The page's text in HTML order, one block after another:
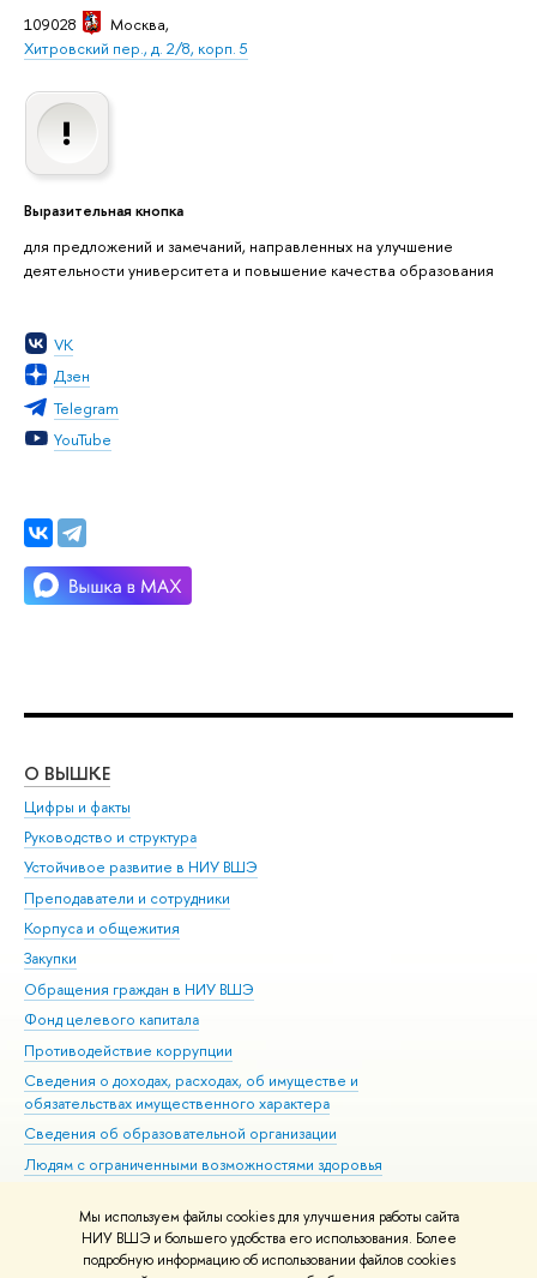
Мы используем файлы cookies для улучшения работы сайта
НИУ ВШЭ и большего удобства его использования. Более
подробную информацию об использовании файлов cookies
109028
Москва,
Хитровский пер., д. 2/8, корп. 5
Выразительная кнопка
для предложений и замечаний, направленных на улучшение
деятельности университета и повышение качества образования
VK
Дзен
Telegram
YouTube
О ВЫШКЕ
Цифры и факты
Руководство и структура
Устойчивое развитие в НИУ ВШЭ
Преподаватели и сотрудники
Корпуса и общежития
Закупки
Обращения граждан в НИУ ВШЭ
Фонд целевого капитала
Противодействие коррупции
Сведения о доходах, расходах, об имуществе и
обязательствах имущественного характера
Сведения об образовательной организации
Людям с ограниченными возможностями здоровья
Работа в Вышке